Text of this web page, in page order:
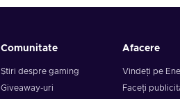
Comunitate
Știri despre gaming
Giveaway-uri
Afacere
Vindeți pe
Faceți